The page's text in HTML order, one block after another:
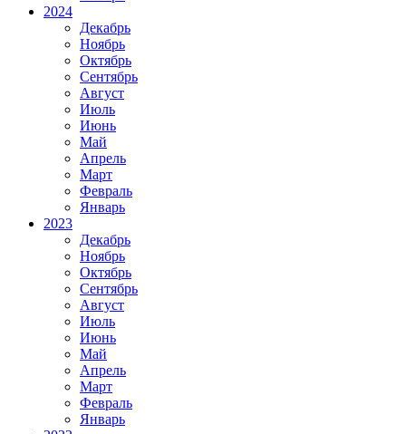
2024
Декабрь
Ноябрь
Октябрь
Сентябрь
Август
Июль
Июнь
Май
Апрель
Март
Февраль
Январь
2023
Декабрь
Ноябрь
Октябрь
Сентябрь
Август
Июль
Июнь
Май
Апрель
Март
Февраль
Январь